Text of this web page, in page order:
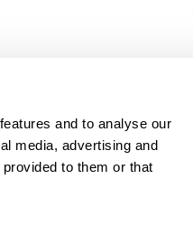
and to analyse our
media, advertising and
to them or that